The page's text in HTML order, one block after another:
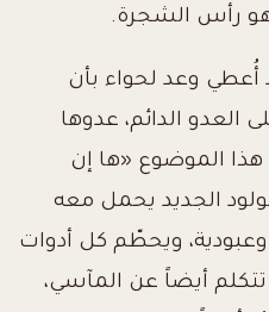
رأس الشجرة.
أُعطي وعد لحواء بأن
العدو الدائم، عدوها
الموضوع «ها إن
الجديد يحمل معه
وعبودية، ويحطّم كل أدوات
تتكلم أيضاً عن المآسي،